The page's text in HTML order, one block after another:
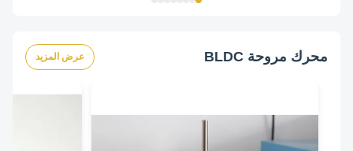
محرك مروحة BLDC عرض المزيد